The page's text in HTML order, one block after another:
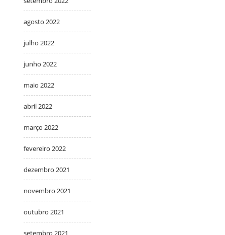
agosto 2022
julho 2022
junho 2022
maio 2022
abril 2022
março 2022
fevereiro 2022
dezembro 2021
novembro 2021
outubro 2021